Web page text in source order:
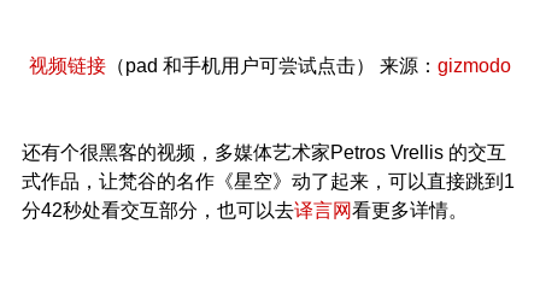
视频链接 （pad 和手机用户可尝试点击） 来源： gizmodo
还有个很黑客的视频，多媒体艺术家Petros Vrellis 的交互
式作品，让梵谷的名作《星空》动了起来，可以直接跳到1
分42秒处看交互部分，也可以去译言网看更多详情。